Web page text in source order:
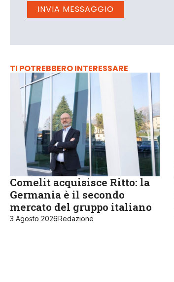
TI POTREBBERO INTERESSARE
Comelit acquisisce Ritto: la
Germania è il secondo
mercato del gruppo italiano
3 Agosto 2026Redazione